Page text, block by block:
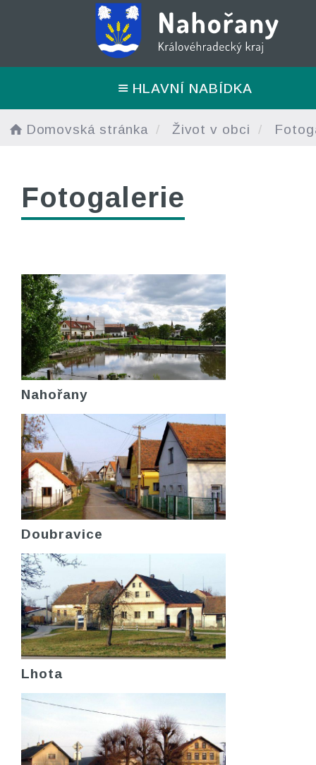
HLAVNÍ NABÍDKA
Domovská stránka Život v obci
Fotogalerie
Nahořany
Doubravice
Lhota